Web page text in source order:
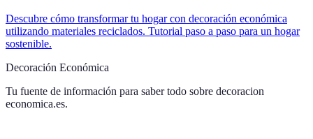
Descubre cómo transformar tu hogar con decoración económica
utilizando materiales reciclados. Tutorial paso a paso para un hogar
sostenible.
Decoración Económica
Tu fuente de información para saber todo sobre decoracion
economica.es.